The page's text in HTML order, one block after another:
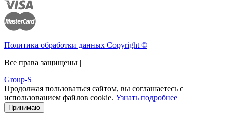
Политика обработки данных Copyright ©
Все права защищены |
Group-S
Продолжая пользоваться сайтом, вы соглашаетесь с
использованием файлов cookie. Узнать подробнее
Принимаю